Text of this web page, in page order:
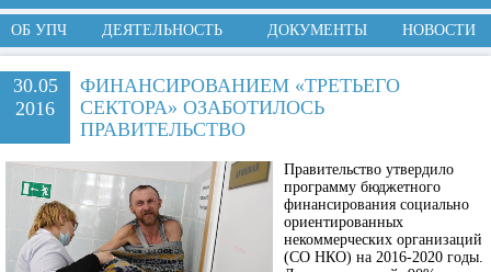
ОБ УПЧ ДЕЯТЕЛЬНОСТЬ ДОКУМЕНТЫ НОВОСТИ
30.05
2016
ФИНАНСИРОВАНИЕМ «ТРЕТЬЕГО
СЕКТОРА» ОЗАБОТИЛОСЬ
ПРАВИТЕЛЬСТВО
Правительство утвердило
программу бюджетного
финансирования социально
ориентированных
некоммерческих организаций
(СО НКО) на 2016-2020 годы.